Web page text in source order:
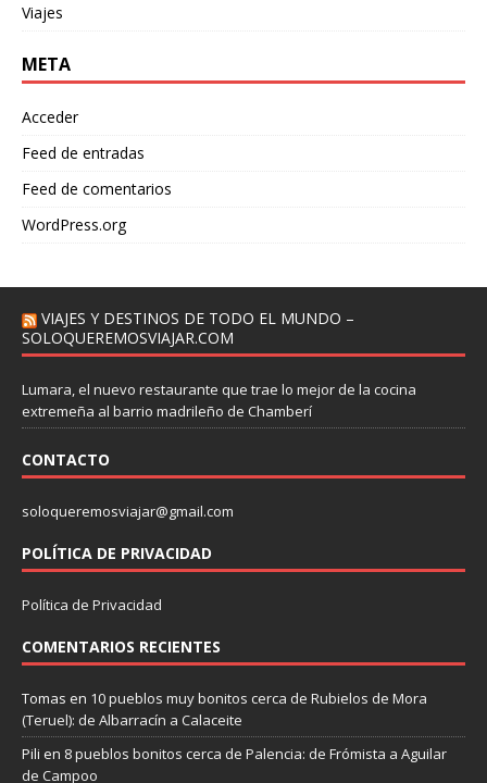
Viajes
META
Acceder
Feed de entradas
Feed de comentarios
WordPress.org
VIAJES Y DESTINOS DE TODO EL MUNDO –
SOLOQUEREMOSVIAJAR.COM
Lumara, el nuevo restaurante que trae lo mejor de la cocina
extremeña al barrio madrileño de Chamberí
CONTACTO
soloqueremosviajar@gmail.com
POLÍTICA DE PRIVACIDAD
Política de Privacidad
COMENTARIOS RECIENTES
Tomas en 10 pueblos muy bonitos cerca de Rubielos de Mora
(Teruel): de Albarracín a Calaceite
Pili en 8 pueblos bonitos cerca de Palencia: de Frómista a Aguilar
de Campoo